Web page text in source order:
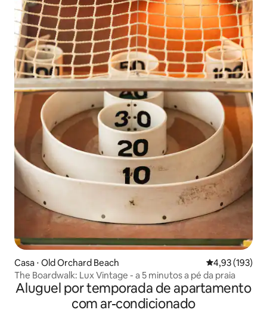
Casa ⋅ Old Orchard Beach 4,93 de uma
4,93 (193)
The Boardwalk: Lux Vintage - a 5 minutos a pé da praia
Aluguel por temporada de apartamento
com ar-condicionado